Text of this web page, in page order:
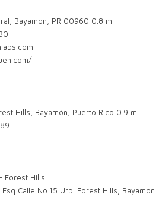
Bayamon, PR 00960 0.8 mi
Hills, Bayamón, Puerto Rico 0.9 mi
Forest Hills
Esq Calle No.15 Urb. Forest Hills, Bayamon